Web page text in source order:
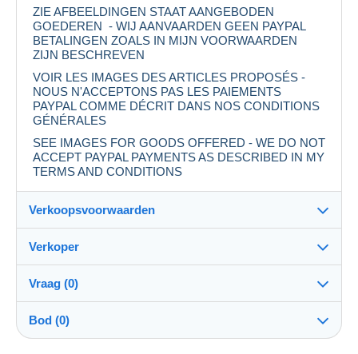
ZIE AFBEELDINGEN STAAT AANGEBODEN
GOEDEREN - WIJ AANVAARDEN GEEN PAYPAL
BETALINGEN ZOALS IN MIJN VOORWAARDEN
ZIJN BESCHREVEN
VOIR LES IMAGES DES ARTICLES PROPOSÉS -
NOUS N'ACCEPTONS PAS LES PAIEMENTS
PAYPAL COMME DÉCRIT DANS NOS CONDITIONS
GÉNÉRALES
SEE IMAGES FOR GOODS OFFERED - WE DO NOT
ACCEPT PAYPAL PAYMENTS AS DESCRIBED IN MY
TERMS AND CONDITIONS
Verkoopsvoorwaarden
Bestemming:
Zie de lijst van landen
Eigenhandig:
Ja
Verkoper
gcvarenagent100%(72704x)
PRO
Winkel
Vraag (0)
Bod (0)